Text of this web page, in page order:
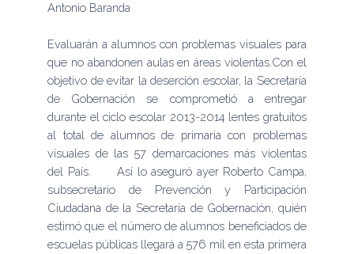
Antonio Baranda
Evaluarán a alumnos con problemas visuales para
que no abandonen aulas en áreas violentas.Con el
objetivo de evitar la deserción escolar, la Secretaría
de Gobernación se comprometió a entregar
durante el ciclo escolar 2013-2014 lentes gratuitos
al total de alumnos de primaria con problemas
visuales de las 57 demarcaciones más violentas
del País. Así lo aseguró ayer Roberto Campa,
subsecretario de Prevención y Participación
Ciudadana de la Secretaría de Gobernación, quién
estimó que el número de alumnos beneficiados de
escuelas públicas llegará a 576 mil en esta primera